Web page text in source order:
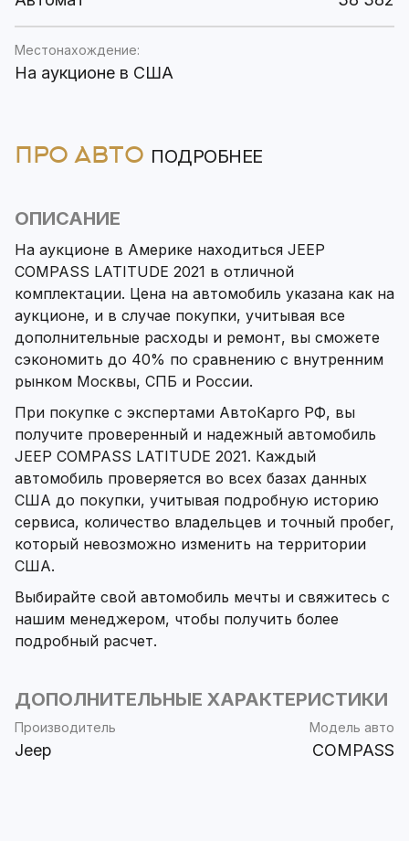
Местонахождение:
На аукционе в США
ПРО АВТО ПОДРОБНЕЕ
ОПИСАНИЕ
На аукционе в Америке находиться JEEP
COMPASS LATITUDE 2021 в отличной
комплектации. Цена на автомобиль указана как на
аукционе, и в случае покупки, учитывая все
дополнительные расходы и ремонт, вы сможете
сэкономить до 40% по сравнению с внутренним
рынком Москвы, СПБ и России.
При покупке с экспертами АвтоКарго РФ, вы
получите проверенный и надежный автомобиль
JEEP COMPASS LATITUDE 2021. Каждый
автомобиль проверяется во всех базах данных
США до покупки, учитывая подробную историю
сервиса, количество владельцев и точный пробег,
который невозможно изменить на территории
США.
Выбирайте свой автомобиль мечты и свяжитесь с
нашим менеджером, чтобы получить более
подробный расчет.
ДОПОЛНИТЕЛЬНЫЕ ХАРАКТЕРИСТИКИ
Производитель
Jeep
Модель авто
COMPASS